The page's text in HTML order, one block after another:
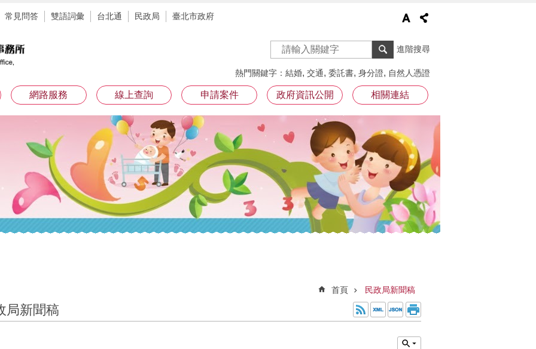
常見問答 雙語詞彙 台北通 民政局 臺北市政府
進階搜尋
熱門關鍵字 結婚 交通 委託書 身分證 自然人憑證
網路服務 線上查詢 申請案件 政府資訊公開 相關連結
首頁 民政局新聞稿
局新聞稿